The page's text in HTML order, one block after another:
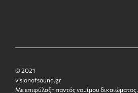
© 2021
visionofsound.gr
Με επιφύλαξη παντός νομίμου δικαιώματος.